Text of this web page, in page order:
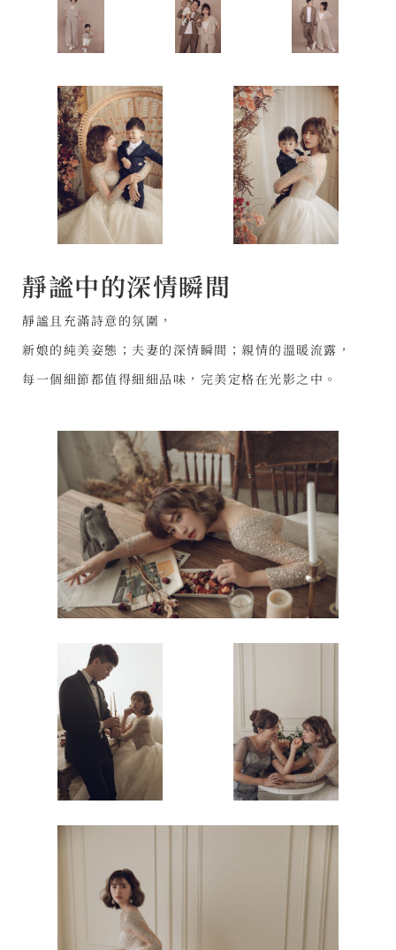
靜謐中的深情瞬間
靜謐且充滿詩意的氛圍，
新娘的純美姿態；夫妻的深情瞬間；親情的溫暖流露，
每一個細節都值得細細品味，完美定格在光影之中。